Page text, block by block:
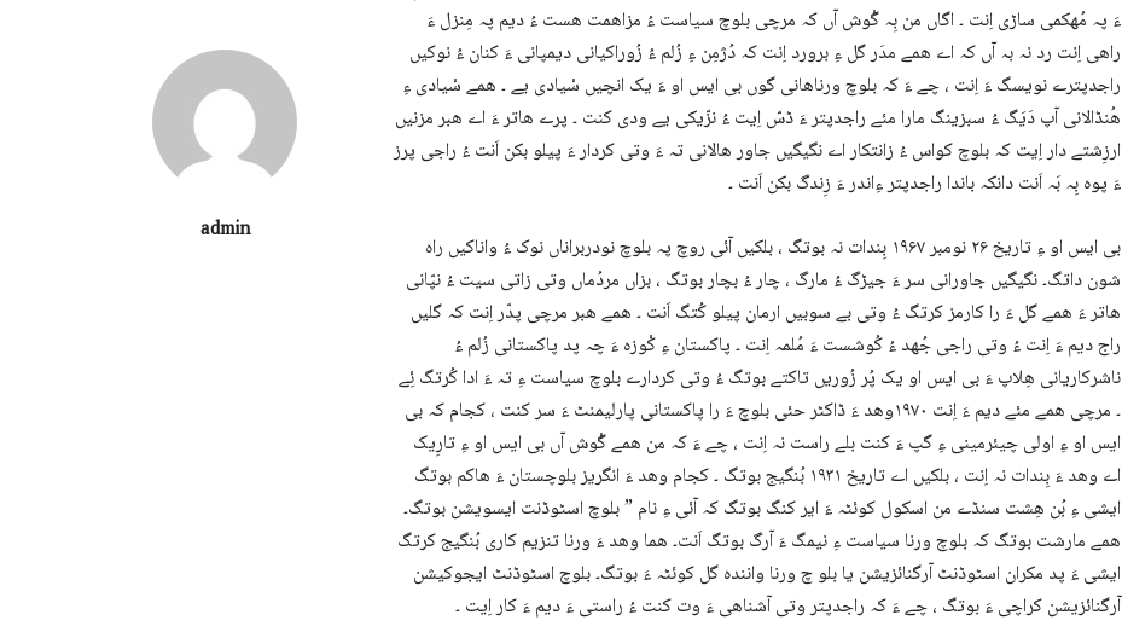
admin
ءَ پہ مُھکمی ساڑی اِنت ۔ اگاں من بِہ گْوش آں کہ مرچی بلوچ سیاست ءُ مزاھمت ھست ءُ دیم پہ مِنزل ءَ
راھی اِنت رد نہ بہ آں کہ اے ھمے مدَر گل ءِ برورد اِنت کہ دُژمِن ءِ زُلم ءُ زُوراکیانی دیمپانی ءَ کنان ءُ نوکیں
راجدپترے نویسگ ءَ اِنت ، چے ءَ کہ بلوچ ورناھانی گوں بی ایس او ءَ یک انچیں سْیادی یے ۔ ھمے سْیادی ءِ
ھُنڈالانی آپ دَیَگ ءُ سبزینگ مارا مئے راجدپتر ءَ ڈسّ اِیت ءُ نزّیکی یے ودی کنت ۔ پرے ھاتر ءَ اے ھبر مزنیں
ارزِشتے دار اِیت کہ بلوچ کواس ءُ زانتکار اے نگیگیں جاور ھالانی تہ ءَ وتی کردار ءَ پیلو بکن اَنت ءُ راجی پرز
ءَ پوہ بِہ بَہ اَنت دانکہ باندا راجدپتر ءِاندر ءَ زِندگ بکن اَنت ۔
بی ایس او ءِ تاریخ ۲۶ نومبر ۱۹۶۷ بِندات نہ بوتگ ، بلکیں آئی روچ پہ بلوچ نودربراناں نوک ءُ واناکیں راہ
شون داتگ۔ نگیگیں جاورانی سر ءَ جیڑگ ءُ مارگ ، چار ءُ بچار بوتگ ، بزاں مردُماں وتی زاتی سیت ءُ نپّانی
ھاتر ءَ ھمے گل ءَ را کارمز کرتگ ءُ وتی بے سوبیں ارمان پیلو کُتگ اَنت ۔ ھمے ھبر مرچی پدّر اِنت کہ گلیں
راج دیم ءَ اِنت ءُ وتی راجی جُھد ءُ کُوشست ءَ مُلمہ اِنت ۔ پاکستان ءِ کْوزہ ءَ چہ پد پاکستانی زُلم ءُ
ناشرکاریانی ھِلاپ ءَ بی ایس او یک پُر زُوریں تاکتے بوتگ ءُ وتی کردارے بلوچ سیاست ءِ تہ ءَ ادا کُرتگ ئِے
۔ مرچی ھمے مئے دیم ءَ اِنت ۱۹۷۰وھد ءَ ڈاکٹر حئی بلوچ ءَ را پاکستانی پارلیمنٹ ءَ سر کنت ، کجام کہ بی
ایس او ءِ اولی چیئرمینی ءِ گپ ءَ کنت بلے راست نہ اِنت ، چے ءَ کہ من ھمے گْوش آں بی ایس او ءِ تارِیک
اے وھد ءَ بِندات نہ اِنت ، بلکیں اے تاریخ ۱۹۳۱ بُنگیج بوتگ ۔ کجام وھد ءَ انگریز بلوچستان ءَ ھاکم بوتگ
ایشی ءِ بُن ھِشت سنڈے من اسکول کوئٹہ ءَ ایر کنگ بوتگ کہ آئی ءِ نام ” بلوچ اسٹوڈنت ایسویشن بوتگ۔
ھمے مارشت بوتگ کہ بلوچ ورنا سیاست ءِ نیمگ ءَ آرگ بوتگ اَنت۔ ھما وھد ءَ ورنا تنزیم کاری بُنگیج کرتگ
ایشی ءَ پد مکران اسٹوڈنٹ آرگنائزیشن یا بلو چ ورنا وانندہ گل کوئٹہ ءَ بوتگ۔ بلوچ اسٹوڈنٹ ایجوکیشن
آرگنائزیشن کراچی ءَ بوتگ ، چے ءَ کہ راجدپتر وتی آشناھی ءَ وت کنت ءُ راستی ءَ دیم ءَ کار اِیت ۔